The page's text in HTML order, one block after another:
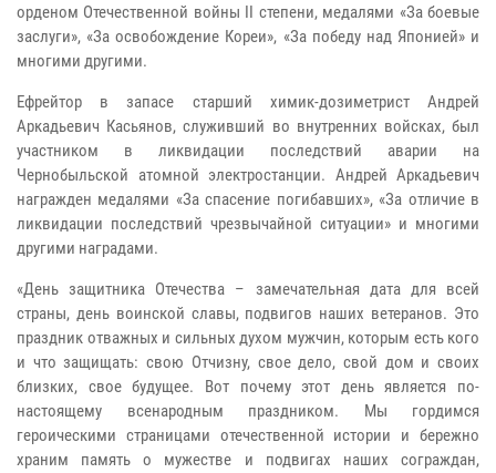
орденом Отечественной войны II степени, медалями «За боевые
заслуги», «За освобождение Кореи», «За победу над Японией» и
многими другими.
Ефрейтор в запасе старший химик-дозиметрист Андрей
Аркадьевич Касьянов, служивший во внутренних войсках, был
участником в ликвидации последствий аварии на
Чернобыльской атомной электростанции. Андрей Аркадьевич
награжден медалями «За спасение погибавших», «За отличие в
ликвидации последствий чрезвычайной ситуации» и многими
другими наградами.
«День защитника Отечества – замечательная дата для всей
страны, день воинской славы, подвигов наших ветеранов. Это
праздник отважных и сильных духом мужчин, которым есть кого
и что защищать: свою Отчизну, свое дело, свой дом и своих
близких, свое будущее. Вот почему этот день является по-
настоящему всенародным праздником. Мы гордимся
героическими страницами отечественной истории и бережно
храним память о мужестве и подвигах наших сограждан,